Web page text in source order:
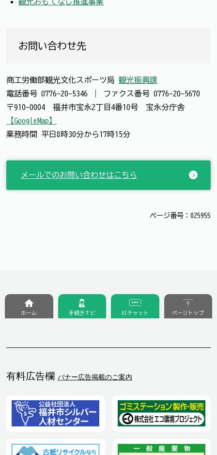
お問い合わせ先
商工労働部観光文化スポーツ局 観光振興課
電話番号 0776-20-5346 ファクス番号 0776-20-5670
〒910-0004 福井市宝永2丁目4番10号 宝永分庁舎
【GoogleMap】
業務時間 平日8時30分から17時15分
メールでのお問い合わせはこちら
ページ番号：025955
有料広告欄 バナー広告掲載のご案内
ホーム 手続きナビ AIチャット ページトップ